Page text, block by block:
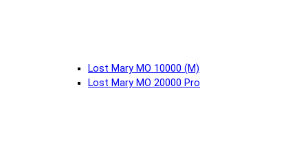
Lost Mary MO 10000 (М)
Lost Mary MO 20000 Pro